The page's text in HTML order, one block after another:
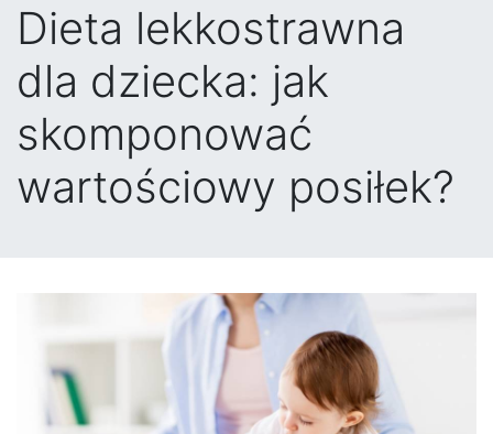
Dieta lekkostrawna
dla dziecka: jak
skomponować
wartościowy posiłek?